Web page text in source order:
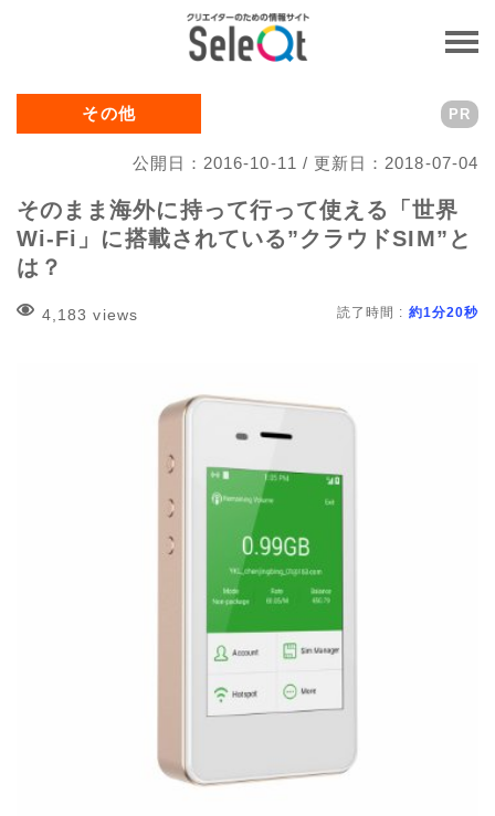
その他
公開日：2016-10-11 / 更新日：2018-07-04
PR
そのまま海外に持って行って使える「世界
Wi-Fi」に搭載されている”クラウドSIM”と
は？
4,183 views 読了時間 : 約1分20秒